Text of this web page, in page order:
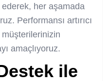
ederek, her aşamada
Performansı artırıcı
amaçlıyoruz.
ile